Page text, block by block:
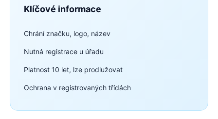
Klíčové informace
Chrání značku, logo, název
Nutná registrace u úřadu
Platnost 10 let, lze prodlužovat
Ochrana v registrovaných třídách